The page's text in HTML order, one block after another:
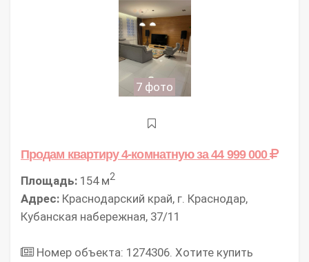
7 фото
Продам квартиру 4-комнатнуюза 44 999 000
Площадь: 154 м2
Адрес: Краснодарский край, г. Краснодар,
Кубанская набережная, 37/11
Номер объекта: 1274306. Хотите купить